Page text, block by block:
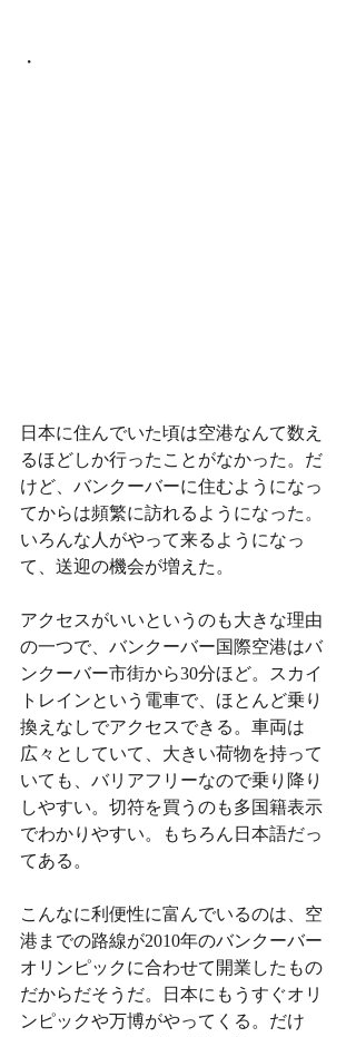
・
日本に住んでいた頃は空港なんて数え
るほどしか行ったことがなかった。だ
けど、バンクーバーに住むようになっ
てからは頻繁に訪れるようになった。
いろんな人がやって来るようになっ
て、送迎の機会が増えた。
アクセスがいいというのも大きな理由
の一つで、バンクーバー国際空港はバ
ンクーバー市街から30分ほど。スカイ
トレインという電車で、ほとんど乗り
換えなしでアクセスできる。車両は
広々としていて、大きい荷物を持って
いても、バリアフリーなので乗り降り
しやすい。切符を買うのも多国籍表示
でわかりやすい。もちろん日本語だっ
てある。
こんなに利便性に富んでいるのは、空
港までの路線が2010年のバンクーバー
オリンピックに合わせて開業したもの
だからだそうだ。日本にもうすぐオリ
ンピックや万博がやってくる。だけ